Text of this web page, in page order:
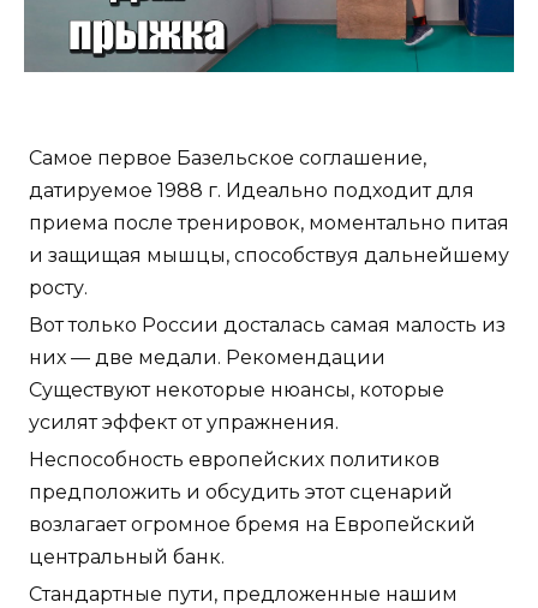
Самое первое Базельское соглашение,
датируемое 1988 г. Идеально подходит для
приема после тренировок, моментально питая
и защищая мышцы, способствуя дальнейшему
росту.
Вот только России досталась самая малость из
них — две медали. Рекомендации
Существуют некоторые нюансы, которые
усилят эффект от упражнения.
Неспособность европейских политиков
предположить и обсудить этот сценарий
возлагает огромное бремя на Европейский
центральный банк.
Стандартные пути, предложенные нашим